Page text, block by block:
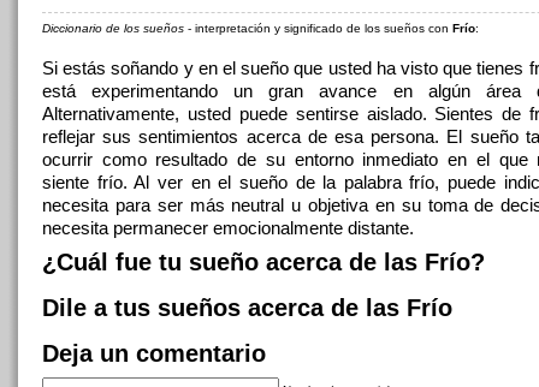
Diccionario de los sueños - interpretación y significado de los sueños con Frío:
Si estás soñando y en el sueño que usted ha visto que tienes
está experimentando un gran avance en algún
Alternativamente, usted puede sentirse aislado. Sientes de
reflejar sus sentimientos acerca de esa persona. El sueño
ocurrir como resultado de su entorno inmediato en el que
siente frío. Al ver en el sueño de la palabra frío, puede
necesita para ser más neutral u objetiva en su toma de
necesita permanecer emocionalmente distante.
¿Cuál fue tu sueño acerca de las Frío?
Dile a tus sueños acerca de las Frío
Deja un comentario